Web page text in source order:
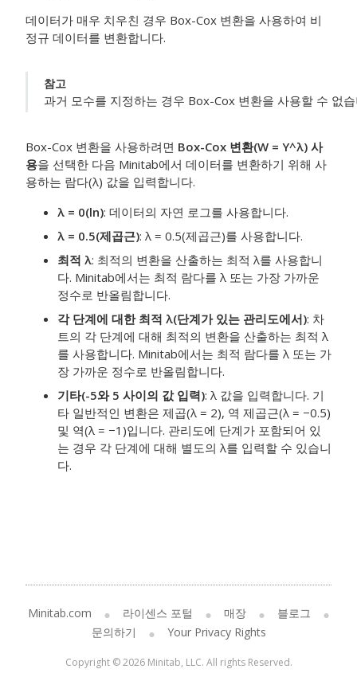
데이터가 매우 치우친 경우 Box-Cox 변환을 사용하여 비
정규 데이터를 변환합니다.
참고
과거 모수를 지정하는 경우 Box-Cox 변환을 사용할 수 없
Box-Cox 변환을 사용하려면 Box-Cox 변환(W = Y^λ) 사
용을 선택한 다음 Minitab에서 데이터를 변환하기 위해 사
용하는 람다(λ) 값을 입력합니다.
λ = 0(ln): 데이터의 자연 로그를 사용합니다.
λ = 0.5(제곱근): λ = 0.5(제곱근)를 사용합니다.
최적 λ: 최적의 변환을 산출하는 최적 λ를 사용합니
다. Minitab에서는 최적 람다를 λ 또는 가장 가까운
정수로 반올림합니다.
각 단계에 대한 최적 λ(단계가 있는 관리도에서): 차
트의 각 단계에 대해 최적의 변환을 산출하는 최적 λ
를 사용합니다. Minitab에서는 최적 람다를 λ 또는 가
장 가까운 정수로 반올림합니다.
기타(-5와 5 사이의 값 입력): λ 값을 입력합니다. 기
타 일반적인 변환은 제곱(λ = 2), 역 제곱근(λ = −0.5)
및 역(λ = −1)입니다. 관리도에 단계가 포함되어 있
는 경우 각 단계에 대해 별도의 λ를 입력할 수 있습니
다.
Minitab.com 라이센스 포털 매장
블로그
문의하기
Your Privacy Rights
Copyright © 2026 Minitab, LLC. All rights Reserved.